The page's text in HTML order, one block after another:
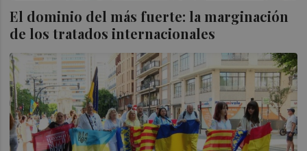
El dominio del más fuerte: la marginación
de los tratados internacionales